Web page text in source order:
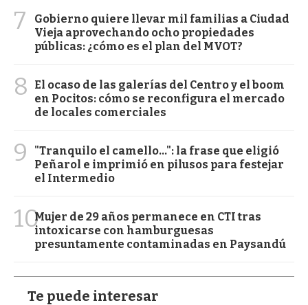
7
Gobierno quiere llevar mil familias a Ciudad
Vieja aprovechando ocho propiedades
públicas: ¿cómo es el plan del MVOT?
8
El ocaso de las galerías del Centro y el boom
en Pocitos: cómo se reconfigura el mercado
de locales comerciales
9
"Tranquilo el camello...": la frase que eligió
Peñarol e imprimió en pilusos para festejar
el Intermedio
10Mujer de 29 años permanece en CTI tras
intoxicarse con hamburguesas
presuntamente contaminadas en Paysandú
Te puede interesar